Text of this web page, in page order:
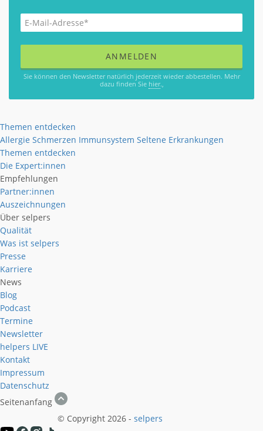
Sie können den Newsletter natürlich jederzeit wieder abbestellen. Mehr
dazu finden Sie hier.,
Themen entdecken
Allergie Schmerzen Immunsystem Seltene Erkrankungen
Themen entdecken
Die Expert:innen
Empfehlungen
Partner:innen
Auszeichnungen
Über selpers
Qualität
Was ist selpers
Presse
Karriere
News
Blog
Podcast
Termine
Newsletter
helpers LIVE
Kontakt
Impressum
Datenschutz
Seitenanfang
© Copyright 2026 - selpers